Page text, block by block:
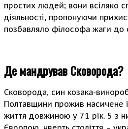
простих людей; вони всіляко
діяльності, пропонуючи
позбавляло філософа жаги до
Де мандрував Сковорода?
Сковорода, син козака-
Полтавщини прожив насичене
життя довжиною у 71 рік. 5 з